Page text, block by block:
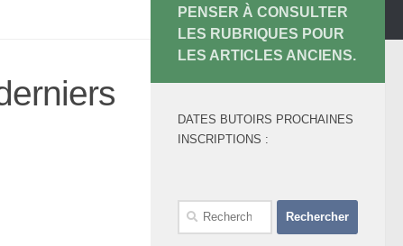
PENSER À CONSULTER
LES RUBRIQUES POUR
LES ARTICLES ANCIENS.
DATES BUTOIRS PROCHAINES
INSCRIPTIONS :
Rechercher :